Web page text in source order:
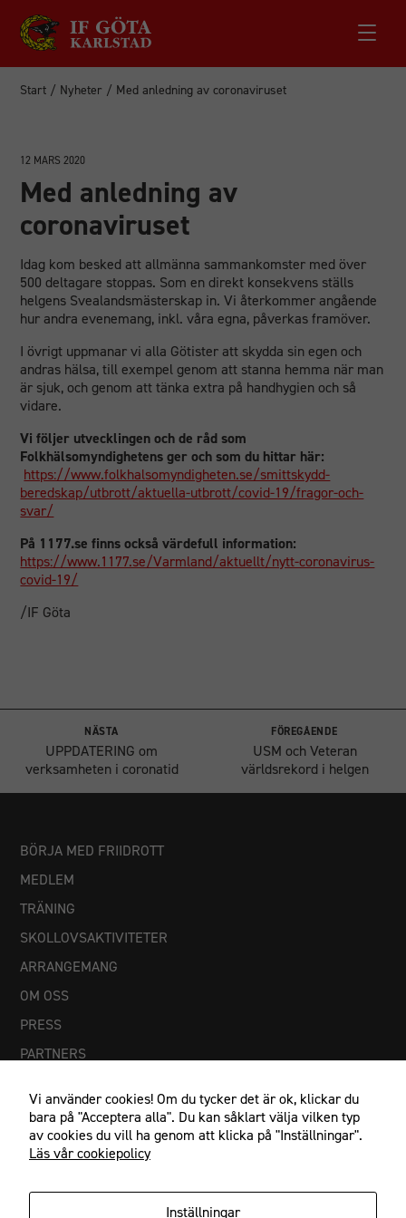
Start / Nyheter / Med anledning av coronaviruset
12 MARS 2020
Med anledning av
coronaviruset
Idag kom besked att allmänna sammankomster med över
500 deltagare stoppas. Som en direkt konsekvens ställs
helgens Svealandsmästerskap in. Vi återkommer angående
hur andra evenemang, inkl. våra egna, påverkas framöver.
I övrigt uppmanar vi alla Götister att skydda sin egen och
andras hälsa, till exempel genom att stanna hemma när man
är sjuk, och genom att tänka extra på handhygien och så
vidare.
Vi följer utvecklingen och de råd som
Folkhälsomyndighetens ger och som du hittar här:
https://www.folkhalsomyndigheten.se/smittskydd-
beredskap/utbrott/aktuella-utbrott/covid-19/fragor-och-
svar/
På 1177.se finns också värdefull information:
https://www.1177.se/Varmland/aktuellt/nytt-coronavirus-
covid-19/
/IF Göta
NÄSTA
UPPDATERING om
verksamheten i coronatid
FÖREGÅENDE
USM och Veteran
världsrekord i helgen
BÖRJA MED FRIIDROTT
MEDLEM
TRÄNING
SKOLLOVSAKTIVITETER
ARRANGEMANG
OM OSS
PRESS
PARTNERS
Vi använder cookies! Om du tycker det är ok, klickar du
bara på "Acceptera alla". Du kan såklart välja vilken typ
av cookies du vill ha genom att klicka på "Inställningar".
Läs vår cookiepolicy
Inställningar
Dessa